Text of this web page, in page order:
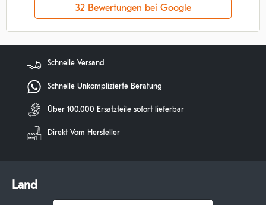
32 Bewertungen bei Google
Schnelle Versand
Schnelle Unkomplizierte Beratung
Über 100.000 Ersatzteile sofort lieferbar
Direkt Vom Hersteller
Land